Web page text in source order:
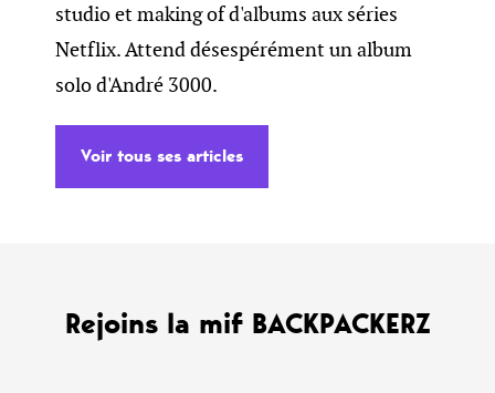
studio et making of d'albums aux séries
Netflix. Attend désespérément un album
solo d'André 3000.
Voir tous ses articles
Rejoins la mif BACKPACKERZ